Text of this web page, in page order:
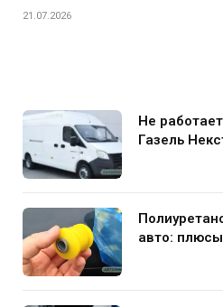
21.07.2026
Не
Газель
авто: